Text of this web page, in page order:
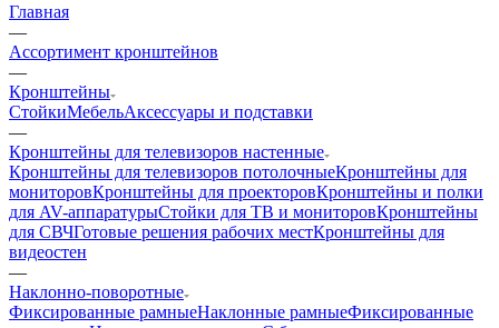
Главная
—
Ассортимент кронштейнов
—
Кронштейны
СтойкиМебельАксессуары и подставки
—
Кронштейны для телевизоров настенные
Кронштейны для телевизоров потолочныеКронштейны для
мониторовКронштейны для проекторовКронштейны и полки
для AV-аппаратурыСтойки для ТВ и мониторовКронштейны
для СВЧГотовые решения рабочих местКронштейны для
видеостен
—
Наклонно-поворотные
Фиксированные рамныеНаклонные рамныеФиксированные